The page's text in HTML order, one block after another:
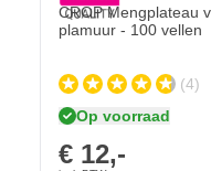
CROP Mengplateau
plamuur - 100 vellen
(4)
Op voorraad
€ 12,-